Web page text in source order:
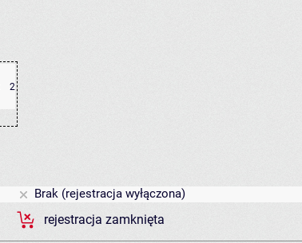
2
Brak (rejestracja wyłączona)
rejestracja zamknięta